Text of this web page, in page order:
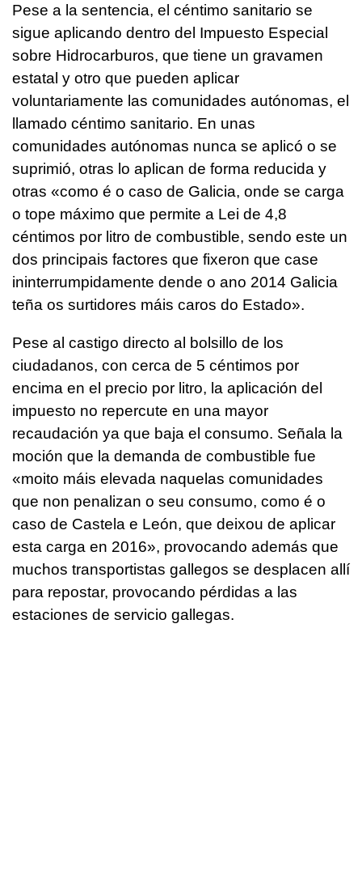
Pese a la sentencia, el céntimo sanitario se
sigue aplicando dentro del Impuesto Especial
sobre Hidrocarburos, que tiene un gravamen
estatal y otro que pueden aplicar
voluntariamente las comunidades autónomas, el
llamado céntimo sanitario. En unas
comunidades autónomas nunca se aplicó o se
suprimió, otras lo aplican de forma reducida y
otras «como é o caso de Galicia, onde se carga
o tope máximo que permite a Lei de 4,8
céntimos por litro de combustible, sendo este un
dos principais factores que fixeron que case
ininterrumpidamente dende o ano 2014 Galicia
teña os surtidores máis caros do Estado».
Pese al castigo directo al bolsillo de los
ciudadanos, con cerca de 5 céntimos por
encima en el precio por litro, la aplicación del
impuesto no repercute en una mayor
recaudación ya que baja el consumo. Señala la
moción que la demanda de combustible fue
«moito máis elevada naquelas comunidades
que non penalizan o seu consumo, como é o
caso de Castela e León, que deixou de aplicar
esta carga en 2016», provocando además que
muchos transportistas gallegos se desplacen allí
para repostar, provocando pérdidas a las
estaciones de servicio gallegas.